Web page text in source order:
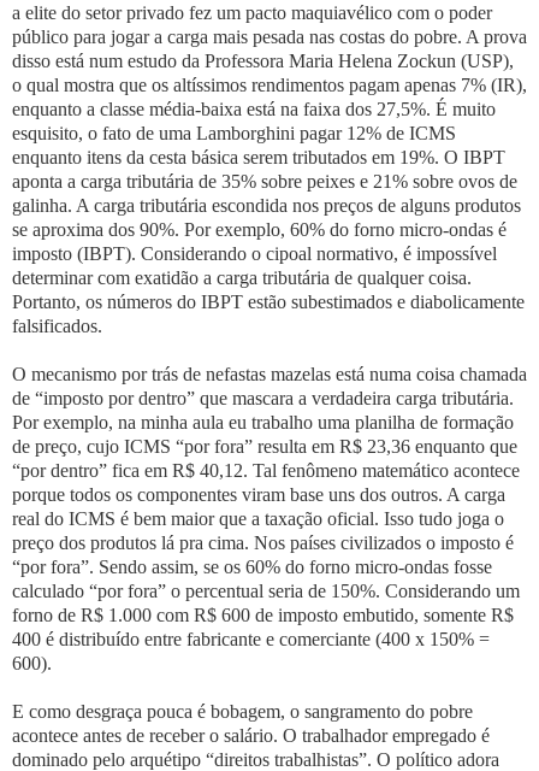
a elite do setor privado fez um pacto maquiavélico com o poder
público para jogar a carga mais pesada nas costas do pobre. A prova
disso está num estudo da Professora Maria Helena Zockun (USP),
o qual mostra que os altíssimos rendimentos pagam apenas 7% (IR),
enquanto a classe média-baixa está na faixa dos 27,5%. É muito
esquisito, o fato de uma Lamborghini pagar 12% de ICMS
enquanto itens da cesta básica serem tributados em 19%. O IBPT
aponta a carga tributária de 35% sobre peixes e 21% sobre ovos de
galinha. A carga tributária escondida nos preços de alguns produtos
se aproxima dos 90%. Por exemplo, 60% do forno micro-ondas é
imposto (IBPT). Considerando o cipoal normativo, é impossível
determinar com exatidão a carga tributária de qualquer coisa.
Portanto, os números do IBPT estão subestimados e diabolicamente
falsificados.
O mecanismo por trás de nefastas mazelas está numa coisa chamada
de “imposto por dentro” que mascara a verdadeira carga tributária.
Por exemplo, na minha aula eu trabalho uma planilha de formação
de preço, cujo ICMS “por fora” resulta em R$ 23,36 enquanto que
“por dentro” fica em R$ 40,12. Tal fenômeno matemático acontece
porque todos os componentes viram base uns dos outros. A carga
real do ICMS é bem maior que a taxação oficial. Isso tudo joga o
preço dos produtos lá pra cima. Nos países civilizados o imposto é
“por fora”. Sendo assim, se os 60% do forno micro-ondas fosse
calculado “por fora” o percentual seria de 150%. Considerando um
forno de R$ 1.000 com R$ 600 de imposto embutido, somente R$
400 é distribuído entre fabricante e comerciante (400 x 150% =
600).
E como desgraça pouca é bobagem, o sangramento do pobre
acontece antes de receber o salário. O trabalhador empregado é
dominado pelo arquétipo “direitos trabalhistas”. O político adora